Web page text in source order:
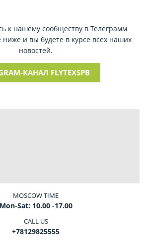
к нашему сообществу в Телеграмм
ниже и вы будете в курсе всех наших
новостей.
КАНАЛ FLYTEXSPB
MOSCOW TIME
Mon-Sat: 10.00 -17.00
CALL US
+78129825555